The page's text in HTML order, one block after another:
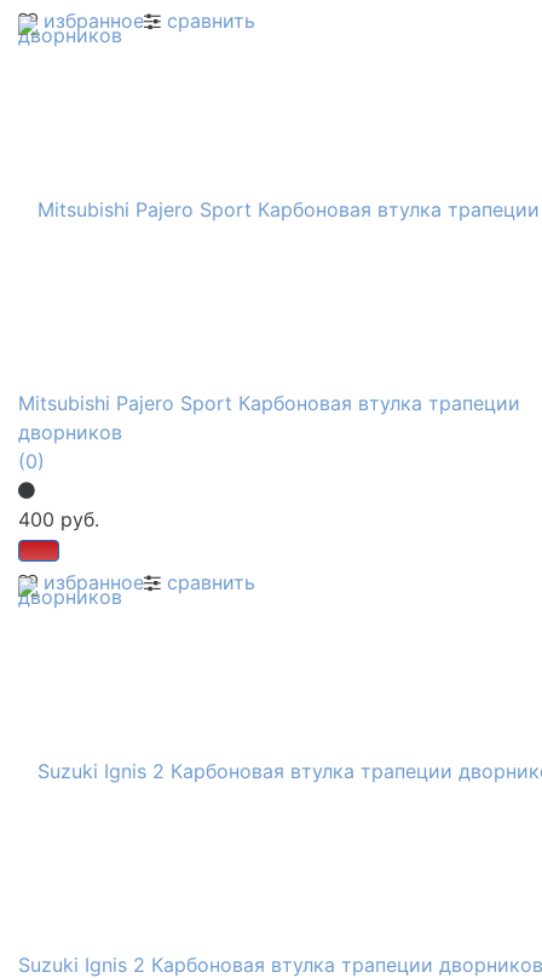
избранное сравнить
избранное сравнить
Mitsubishi Pajero Sport Карбоновая втулка трапеции
дворников
(0)
400 руб.
Suzuki Ignis 2 Карбоновая втулка трапеции дворников